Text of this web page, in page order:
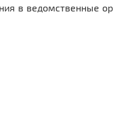
в ведомственные